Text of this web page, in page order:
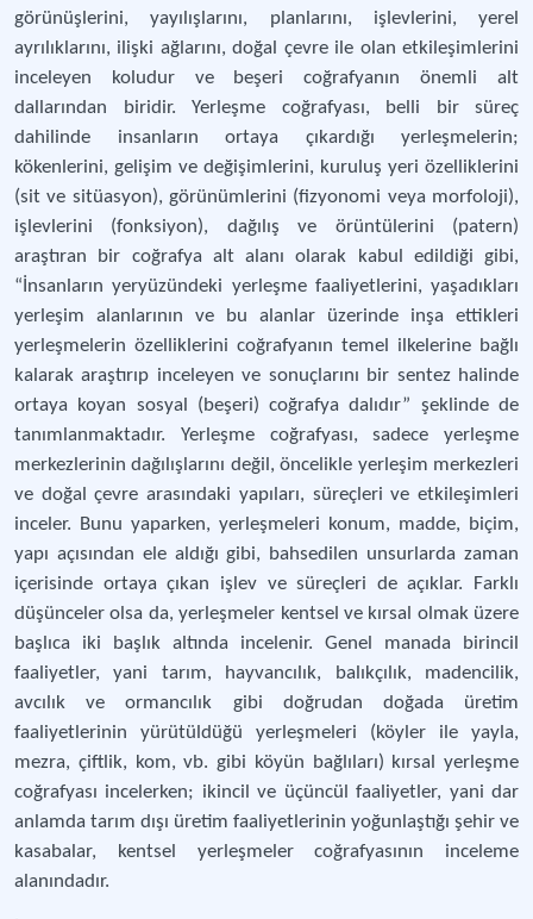
görünüşlerini, yayılışlarını, planlarını, işlevlerini, yerel
ayrılıklarını, ilişki ağlarını, doğal çevre ile olan etkileşimlerini
inceleyen koludur ve beşeri coğrafyanın önemli alt
dallarından biridir. Yerleşme coğrafyası, belli bir süreç
dahilinde insanların ortaya çıkardığı yerleşmelerin;
kökenlerini, gelişim ve değişimlerini, kuruluş yeri özelliklerini
(sit ve sitüasyon), görünümlerini (fizyonomi veya morfoloji),
işlevlerini (fonksiyon), dağılış ve örüntülerini (patern)
araştıran bir coğrafya alt alanı olarak kabul edildiği gibi,
“İnsanların yeryüzündeki yerleşme faaliyetlerini, yaşadıkları
yerleşim alanlarının ve bu alanlar üzerinde inşa ettikleri
yerleşmelerin özelliklerini coğrafyanın temel ilkelerine bağlı
kalarak araştırıp inceleyen ve sonuçlarını bir sentez halinde
ortaya koyan sosyal (beşeri) coğrafya dalıdır” şeklinde de
tanımlanmaktadır. Yerleşme coğrafyası, sadece yerleşme
merkezlerinin dağılışlarını değil, öncelikle yerleşim merkezleri
ve doğal çevre arasındaki yapıları, süreçleri ve etkileşimleri
inceler. Bunu yaparken, yerleşmeleri konum, madde, biçim,
yapı açısından ele aldığı gibi, bahsedilen unsurlarda zaman
içerisinde ortaya çıkan işlev ve süreçleri de açıklar. Farklı
düşünceler olsa da, yerleşmeler kentsel ve kırsal olmak üzere
başlıca iki başlık altında incelenir. Genel manada birincil
faaliyetler, yani tarım, hayvancılık, balıkçılık, madencilik,
avcılık ve ormancılık gibi doğrudan doğada üretim
faaliyetlerinin yürütüldüğü yerleşmeleri (köyler ile yayla,
mezra, çiftlik, kom, vb. gibi köyün bağlıları) kırsal yerleşme
coğrafyası incelerken; ikincil ve üçüncül faaliyetler, yani dar
anlamda tarım dışı üretim faaliyetlerinin yoğunlaştığı şehir ve
kasabalar, kentsel yerleşmeler coğrafyasının inceleme
alanındadır.